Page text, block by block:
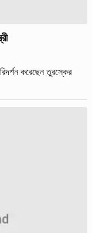
করেছেন তুরস্কের